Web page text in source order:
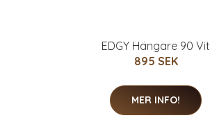
EDGY Hängare 90 Vit
895 SEK
MER INFO!